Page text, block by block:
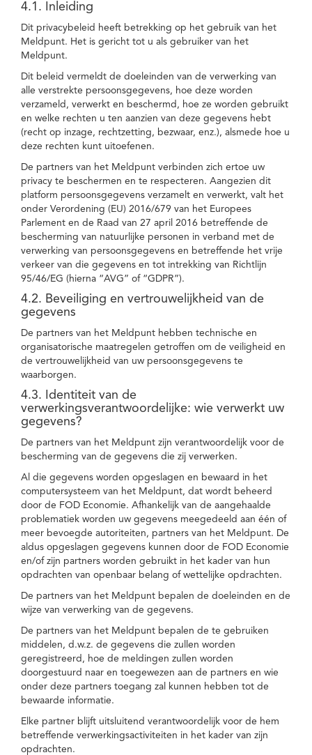
4.1. Inleiding
Dit privacybeleid heeft betrekking op het gebruik van het
Meldpunt. Het is gericht tot u als gebruiker van het
Meldpunt.
Dit beleid vermeldt de doeleinden van de verwerking van
alle verstrekte persoonsgegevens, hoe deze worden
verzameld, verwerkt en beschermd, hoe ze worden gebruikt
en welke rechten u ten aanzien van deze gegevens hebt
(recht op inzage, rechtzetting, bezwaar, enz.), alsmede hoe u
deze rechten kunt uitoefenen.
De partners van het Meldpunt verbinden zich ertoe uw
privacy te beschermen en te respecteren. Aangezien dit
platform persoonsgegevens verzamelt en verwerkt, valt het
onder Verordening (EU) 2016/679 van het Europees
Parlement en de Raad van 27 april 2016 betreffende de
bescherming van natuurlijke personen in verband met de
verwerking van persoonsgegevens en betreffende het vrije
verkeer van die gegevens en tot intrekking van Richtlijn
95/46/EG (hierna “AVG” of “GDPR”).
4.2. Beveiliging en vertrouwelijkheid van de
gegevens
De partners van het Meldpunt hebben technische en
organisatorische maatregelen getroffen om de veiligheid en
de vertrouwelijkheid van uw persoonsgegevens te
waarborgen.
4.3. Identiteit van de
verwerkingsverantwoordelijke: wie verwerkt uw
gegevens?
De partners van het Meldpunt zijn verantwoordelijk voor de
bescherming van de gegevens die zij verwerken.
Al die gegevens worden opgeslagen en bewaard in het
computersysteem van het Meldpunt, dat wordt beheerd
door de FOD Economie. Afhankelijk van de aangehaalde
problematiek worden uw gegevens meegedeeld aan één of
meer bevoegde autoriteiten, partners van het Meldpunt. De
aldus opgeslagen gegevens kunnen door de FOD Economie
en/of zijn partners worden gebruikt in het kader van hun
opdrachten van openbaar belang of wettelijke opdrachten.
De partners van het Meldpunt bepalen de doeleinden en de
wijze van verwerking van de gegevens.
De partners van het Meldpunt bepalen de te gebruiken
middelen, d.w.z. de gegevens die zullen worden
geregistreerd, hoe de meldingen zullen worden
doorgestuurd naar en toegewezen aan de partners en wie
onder deze partners toegang zal kunnen hebben tot de
bewaarde informatie.
Elke partner blijft uitsluitend verantwoordelijk voor de hem
betreffende verwerkingsactiviteiten in het kader van zijn
opdrachten.